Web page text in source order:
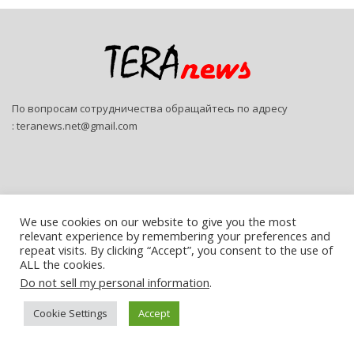
По вопросам сотрудничества обращайтесь по адресу
: teranews.net@gmail.com
© 2026 - Teranews. All Rights Reserved.
We use cookies on our website to give you the most
relevant experience by remembering your preferences and
repeat visits. By clicking “Accept”, you consent to the use of
ALL the cookies.
Do not sell my personal information.
Cookie Settings AcceptРусский